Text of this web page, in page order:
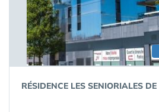
RÉSIDENCE LES SENIORIALES DE